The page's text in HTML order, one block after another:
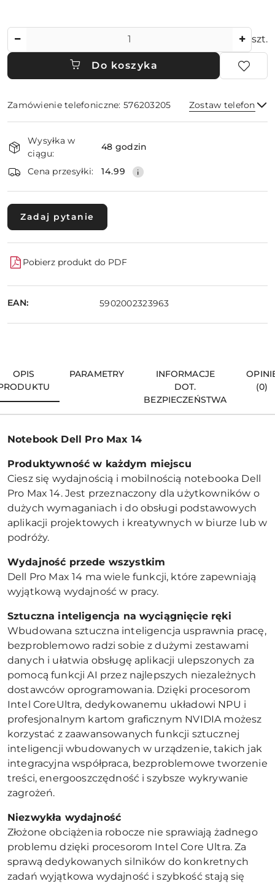
szt.
Do koszyka
Zamówienie telefoniczne: 576203205 Zostaw telefon
Dostępność
i
dostawa
Wysyłka w
ciągu:
48 godzin
Cena przesyłki: 14.99
Zadaj pytanie
Pobierz produkt do PDF
EAN: 5902002323963
OPIS
PARAMETRY
INFORMACJE
DOT.
BEZPIECZEŃSTWA
(0)
Notebook Dell Pro Max 14
Produktywność w każdym miejscu
Ciesz się wydajnością i mobilnością notebooka Dell
Pro Max 14. Jest przeznaczony dla użytkowników o
dużych wymaganiach i do obsługi podstawowych
aplikacji projektowych i kreatywnych w biurze lub w
podróży.
Wydajność przede wszystkim
Dell Pro Max 14 ma wiele funkcji, które zapewniają
wyjątkową wydajność w pracy.
Sztuczna inteligencja na wyciągnięcie ręki
Wbudowana sztuczna inteligencja usprawnia pracę,
bezproblemowo radzi sobie z dużymi zestawami
danych i ułatwia obsługę aplikacji ulepszonych za
pomocą funkcji AI przez najlepszych niezależnych
dostawców oprogramowania. Dzięki procesorom
Intel CoreUltra, dedykowanemu układowi NPU i
profesjonalnym kartom graficznym NVIDIA możesz
korzystać z zaawansowanych funkcji sztucznej
inteligencji wbudowanych w urządzenie, takich jak
integracyjna współpraca, bezproblemowe tworzenie
treści, energooszczędność i szybsze wykrywanie
zagrożeń.
Niezwykła wydajność
Złożone obciążenia robocze nie sprawiają żadnego
problemu dzięki procesorom Intel Core Ultra. Za
sprawą dedykowanych silników do konkretnych
zadań wyjątkowa wydajność i szybkość stają się